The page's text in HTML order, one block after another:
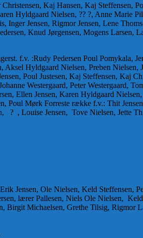
Kaj Hansen, Kaj Steffensen,
Hyldgaard Nielsen, ?? ?, Anne Marie
Inger Jensen, Rigmor Jensen, Lene
Knud Jørgensen, Mogens Larsen,
f.v. :Rudy Pedersen Poul Pomykala,
Aksel Hyldgaard Nielsen, Preben
Poul Justesen, Kaj Steffensen, Kaj
Westergaard, Peter Westergaard,
Ellen Jensen, Karen Hyldgaard
Poul Mørk Forreste række f.v.: Thit
? , Louise Jensen, Tove Nielsen, Jette
Jensen, Ole Nielsen, Keld Steffensen,
lærer Pallesen, Niels Ole Nielsen,
Birgit Michaelsen, Grethe Tilsig, Rigmor